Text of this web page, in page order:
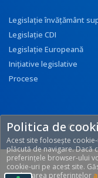
Legislație învățământ
Legislație CDI
Legislație Europeană
Inițiative legislative
Procese
© 2017
Politica de
Acest site folosește
plăcută de navigare. Dacă
preferințele browser-ului
cookie-uri pe acest site.
modificarea preferințelor